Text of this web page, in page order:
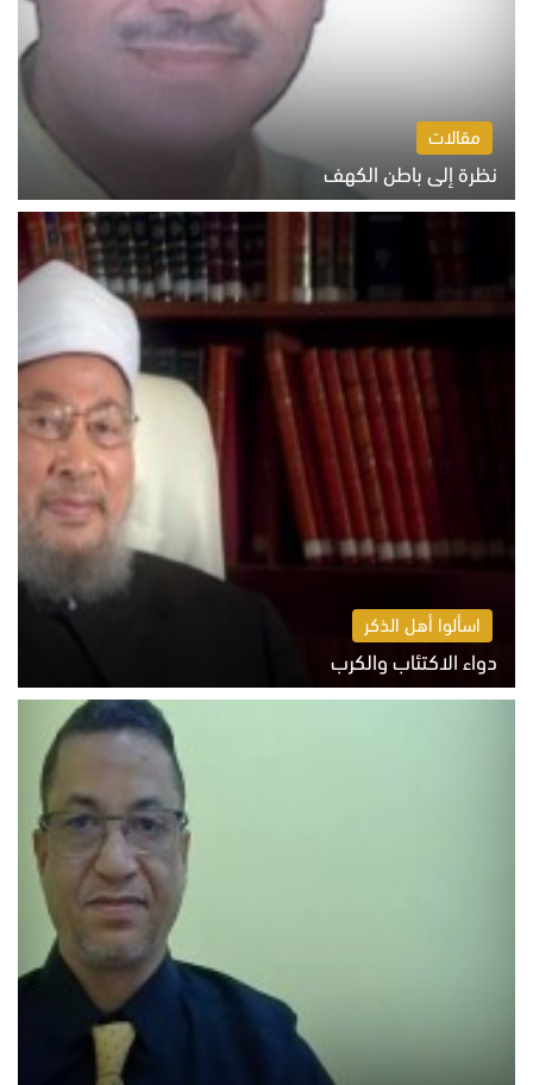
مقالات
نظرة إلى باطن الكهف
السبت 8 أغسطس 2026 11:04 ص
اسألوا أهل الذكر
دواء الاكتئاب والكرب
السبت 8 أغسطس 2026 10:54 ص